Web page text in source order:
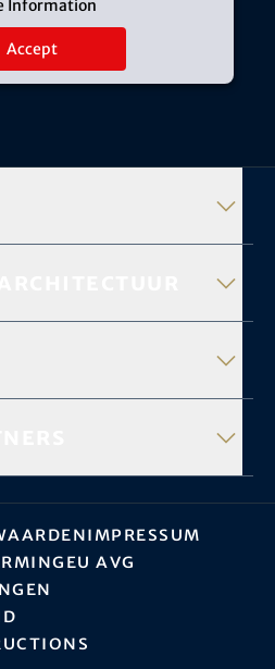
Information
Accept
Impressum
EU AVG